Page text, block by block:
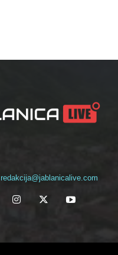
redakcija@jablanicalive.com